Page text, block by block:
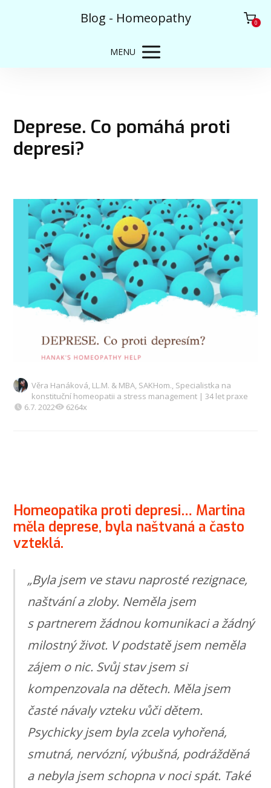
Blog - Homeopathy 0
MENU
Deprese. Co pomáhá proti
depresi?
Věra Hanáková, LL.M. & MBA, SAKHom., Specialistka na
konstituční homeopatii a stress management | 34 let praxe
6.7. 2022
6264x
Homeopatika proti depresi… Martina
měla deprese, byla naštvaná a často
vzteklá.
„Byla jsem ve stavu naprosté rezignace,
naštvání a zloby. Neměla jsem
s partnerem žádnou komunikaci a žádný
milostný život. V podstatě jsem neměla
zájem o nic. Svůj stav jsem si
kompenzovala na dětech. Měla jsem
časté návaly vzteku vůči dětem.
Psychicky jsem byla zcela vyhořená,
smutná, nervózní, výbušná, podrážděná
a nebyla jsem schopna v noci spát. Také